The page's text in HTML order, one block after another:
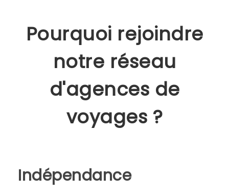
Pourquoi rejoindre
notre réseau
d'agences de
voyages ?
Indépendance